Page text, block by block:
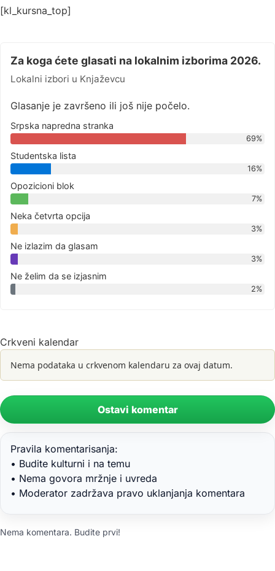
[kl_kursna_top]
Za koga ćete glasati na lokalnim izborima 2026.
Lokalni izbori u Knjaževcu
Glasanje je završeno ili još nije počelo.
Srpska napredna stranka
69%
Studentska lista
16%
Opozicioni blok
7%
Neka četvrta opcija
3%
Ne izlazim da glasam
3%
Ne želim da se izjasnim
2%
Crkveni kalendar
Nema podataka u crkvenom kalendaru za ovaj datum.
Ostavi komentar
Pravila komentarisanja:
• Budite kulturni i na temu
• Nema govora mržnje i uvreda
• Moderator zadržava pravo uklanjanja komentara
Nema komentara. Budite prvi!